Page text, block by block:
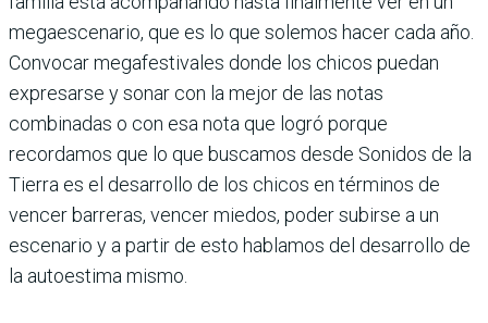
megaescenario, que es lo que solemos hacer cada año.
Convocar megafestivales donde los chicos puedan
expresarse y sonar con la mejor de las notas
combinadas o con esa nota que logró porque
recordamos que lo que buscamos desde Sonidos de la
Tierra es el desarrollo de los chicos en términos de
vencer barreras, vencer miedos, poder subirse a un
escenario y a partir de esto hablamos del desarrollo de
la autoestima mismo.